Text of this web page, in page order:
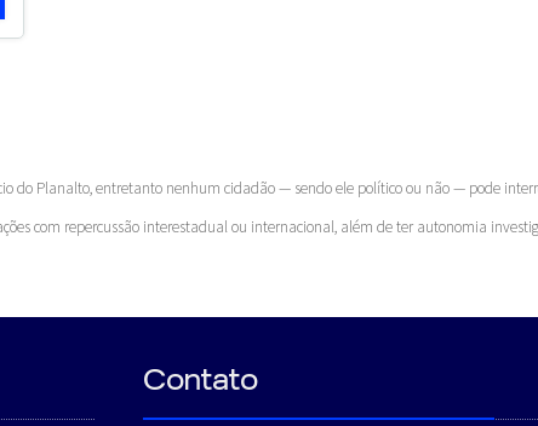
do Planalto, entretanto nenhum cidadão — sendo ele político ou não — pode
com repercussão interestadual ou internacional, além de ter autonomia
Contato